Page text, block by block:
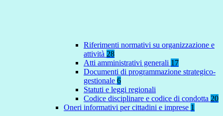
Riferimenti normativi su organizzazione e
attività 28
Atti amministrativi generali 17
Documenti di programmazione strategico-
gestionale 6
Statuti e leggi regionali
Codice disciplinare e codice di condotta 20
Oneri informativi per cittadini e imprese 1